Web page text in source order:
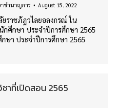
ชำนาญการ August 15, 2022
ราชภัฏวไลยอลงกรณ์ ใน
ศึกษา ประจำปีการศึกษา 2565
ษา ประจำปีการศึกษา 2565
าที่เปิดสอน 2565